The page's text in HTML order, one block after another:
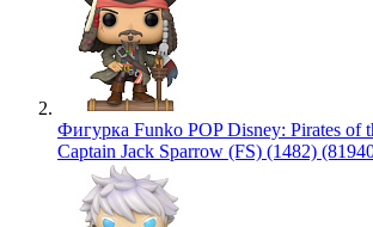
Фигурка Funko POP Disney: Pirates of
Captain Jack Sparrow (FS) (1482)